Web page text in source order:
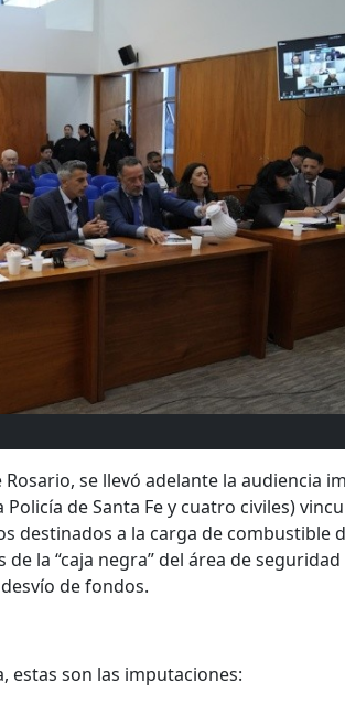
se llevó adelante la audiencia
de Santa Fe y cuatro civiles)
destinados a la carga de combustible
la “caja negra” del área de
de fondos.
estas son las imputaciones: